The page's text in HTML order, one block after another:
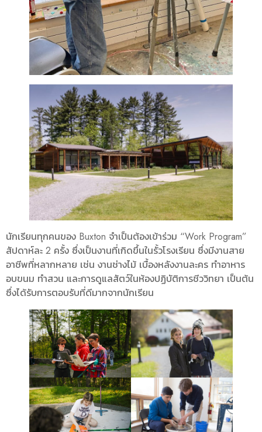
นักเรียนทุกคนของ Buxton จำเป็นต้องเข้าร่วม “Work Program”
สัปดาห์ละ 2 ครั้ง ซึ่งเป็นงานที่เกิดขึ้นในรั้วโรงเรียน ซึ่งมีงานสาย
อาชีพที่หลากหลาย เช่น งานช่างไม้ เบื้องหลังงานละคร ทำอาหาร
อบขนม ทำสวน และการดูแลสัตว์ในห้องปฏิบัติการชีววิทยา เป็นต้น
ซึ่งได้รับการตอบรับที่ดีมากจากนักเรียน